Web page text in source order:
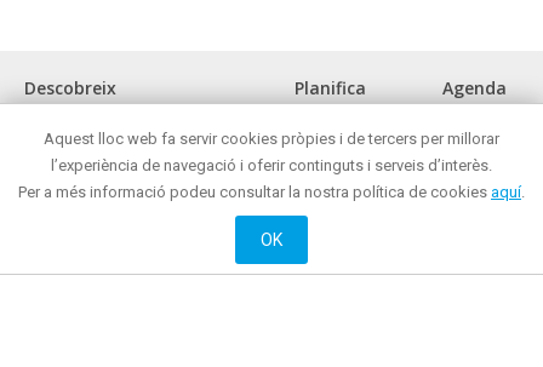
Descobreix
Museus i espais d'interès cultural
Front marítim
Reunions i congressos
Oci actiu i cultural
Planifica
Oficina de turisme
On menjar?
On comprar ?
Mataró de nit
Agenda
Aquest lloc web fa servir cookies pròpies i de tercers per millorar
l’experiència de navegació i oferir continguts i serveis d’interès.
Per a més informació podeu consultar la nostra política de cookies aquí.
OK